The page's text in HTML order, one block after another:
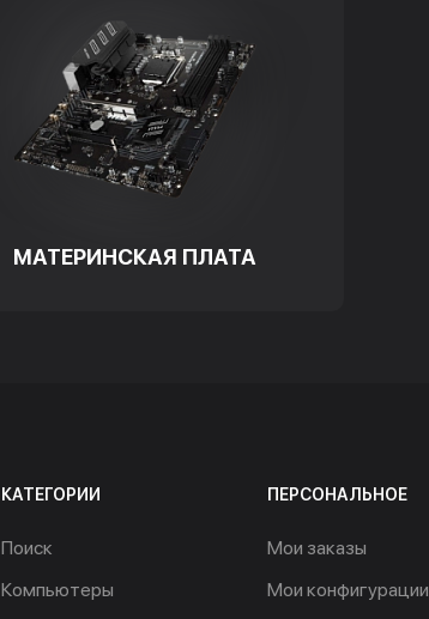
МАТЕРИНСКАЯ ПЛАТА
КАТЕГОРИИ
Поиск
Компьютеры
ПЕРСОНАЛЬНОЕ
Мои заказы
Мои конфигурации